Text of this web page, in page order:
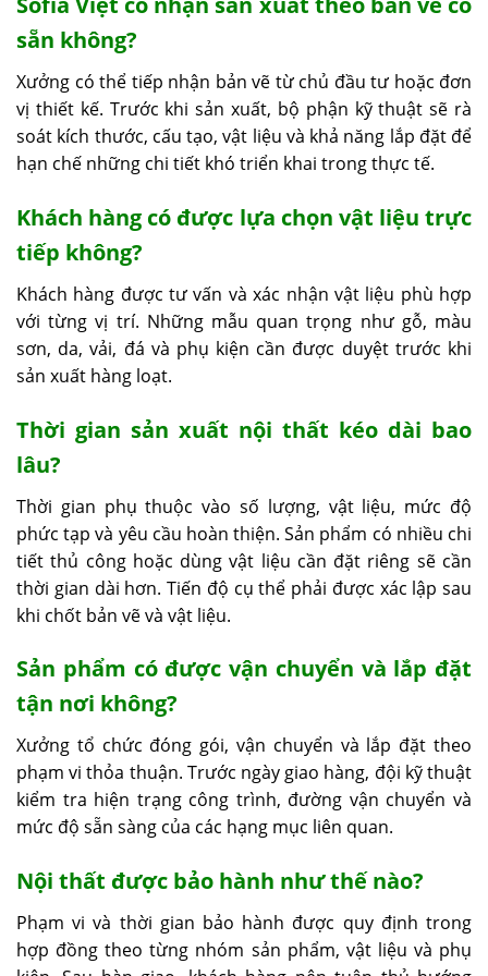
sẵn không?
Xưởng có thể tiếp nhận bản vẽ từ chủ đầu tư hoặc đơn
vị thiết kế. Trước khi sản xuất, bộ phận kỹ thuật sẽ rà
soát kích thước, cấu tạo, vật liệu và khả năng lắp đặt để
hạn chế những chi tiết khó triển khai trong thực tế.
Khách hàng có được lựa chọn vật liệu trực
tiếp không?
Khách hàng được tư vấn và xác nhận vật liệu phù hợp
với từng vị trí. Những mẫu quan trọng như gỗ, màu
sơn, da, vải, đá và phụ kiện cần được duyệt trước khi
sản xuất hàng loạt.
Thời gian sản xuất nội thất kéo dài bao
lâu?
Thời gian phụ thuộc vào số lượng, vật liệu, mức độ
phức tạp và yêu cầu hoàn thiện. Sản phẩm có nhiều chi
tiết thủ công hoặc dùng vật liệu cần đặt riêng sẽ cần
thời gian dài hơn. Tiến độ cụ thể phải được xác lập sau
khi chốt bản vẽ và vật liệu.
Sản phẩm có được vận chuyển và lắp đặt
tận nơi không?
Xưởng tổ chức đóng gói, vận chuyển và lắp đặt theo
phạm vi thỏa thuận. Trước ngày giao hàng, đội kỹ thuật
kiểm tra hiện trạng công trình, đường vận chuyển và
mức độ sẵn sàng của các hạng mục liên quan.
Nội thất được bảo hành như thế nào?
Phạm vi và thời gian bảo hành được quy định trong
hợp đồng theo từng nhóm sản phẩm, vật liệu và phụ